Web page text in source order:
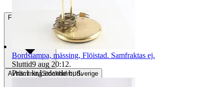
Frakt
AvhämtningStockholm, Sverige
Bordslampa, mässing, Flöistad. Samfraktas ej.
Sluttid9 aug 20:12.
Pris:1 kr,Ledande bud.